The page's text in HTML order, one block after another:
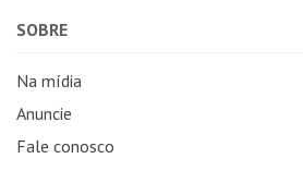
SOBRE
Na mídia
Anuncie
Fale conosco